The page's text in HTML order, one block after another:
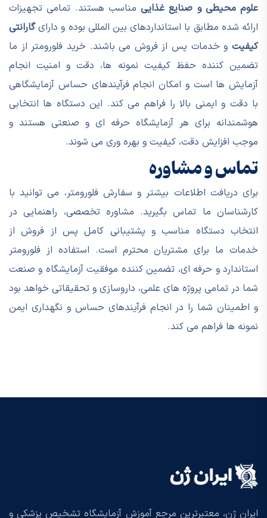
علوم محیطی و صنایع غذایی مناسب هستند. تمامی تجهیزات
ارائه شده مطابق با استانداردهای بین المللی بوده و دارایگارانتی
کیفیت و خدمات پس از فروش می باشند. خرید فلورومتر از ما
تضمین کننده حفظ کیفیت نمونه ها، دقت و امنیت انجام
آزمایش ها است و امکان انجام فرآیندهای حساس آزمایشگاهی
با دقت و ایمنی بالا را فراهم می کند. این دستگاه ها انتخابی
هوشمندانه برای هر آزمایشگاه حرفه ای و صنعتی هستند و
موجب افزایش دقت، کیفیت و بهره وری می شوند.
تماس و مشاوره
برای دریافت اطلاعات بیشتر و سفارش فلورومتر، می توانید با
کارشناسان ما تماس بگیرید. مشاوره تخصصی، راهنمایی در
انتخاب دستگاه مناسب و پشتیبانی کامل پس از فروش از
خدمات ما برای مشتریان محترم است. استفاده از فلورومتر
استاندارد و حرفه ای، تضمین کننده موفقیت آزمایشگاه و صنعت
شما در تمامی پروژه های علمی، داروسازی و تحقیقاتی خواهد بود
و اطمینان شما را در انجام فرآیندهای حساس و نگهداری ایمن
نمونه ها فراهم می کند.
ایران ژن، معتبرترین مرجع آموزش آزمایشگاه تشخیص پزشکی و